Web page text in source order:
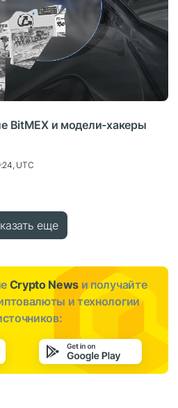
BitMEX и модели-хакеры
UTC
еще
Crypto News и получайте
и технологии